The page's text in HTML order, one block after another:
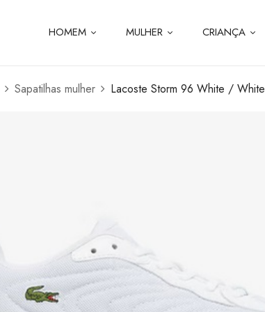
HOMEM MULHER CRIANÇA
Sapatilhas mulher Lacoste Storm 96 White / White